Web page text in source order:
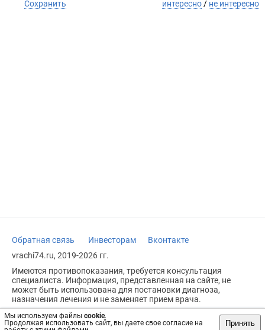
Мы используем файлы cookie.
Продолжая использовать сайт, вы даете свое согласие на
Принять
Сохранить интересно / не интересно
Обратная связь Инвесторам
Вконтакте
vrachi74.ru, 2019-2026 гг.
Имеются противопоказания, требуется консультация
специалиста. Информация, представленная на сайте, не
может быть использована для постановки диагноза,
назначения лечения и не заменяет прием врача.
Возрастное ограничение: 18+